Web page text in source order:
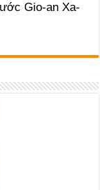
Gio-an Xa-